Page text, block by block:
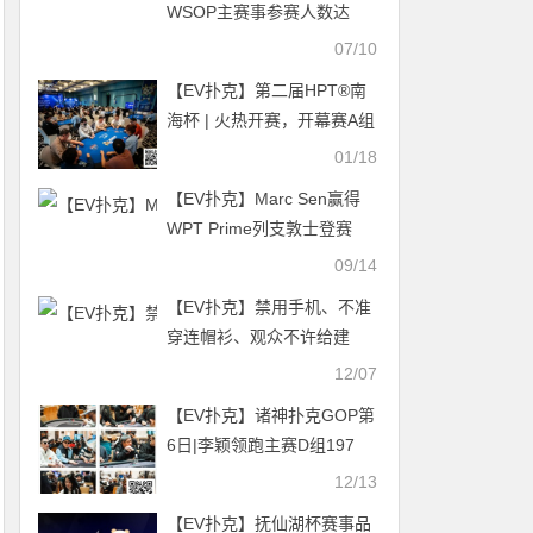
WSOP主赛事参赛人数达
10,112人，创下新纪录07/10
【EV扑克】第二届HPT®南
海杯 | 火热开赛，开幕赛A组
景浩洋358000记分牌领先，
01/18
【EV扑克】Marc Sen赢得
WPT Prime列支敦士登赛
David Peters在WSOP线上
09/14
【EV扑克】禁用手机、不准
穿连帽衫、观众不许给建
议，WPT重拳出击出台新规
12/07
【EV扑克】诸神扑克GOP第
6日|李颖领跑主赛D组197
人，孙建峰暂居系列赛积分
12/13
【EV扑克】抚仙湖杯赛事品